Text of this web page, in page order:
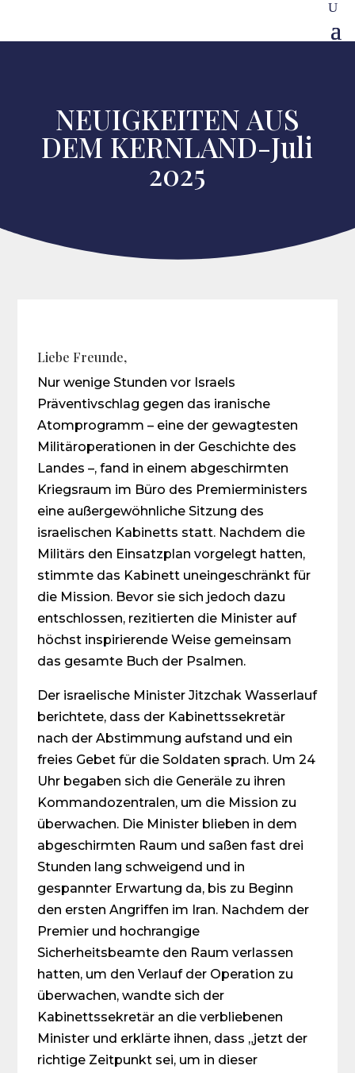
NEUIGKEITEN AUS
DEM KERNLAND-Juli
2025
Liebe Freunde,
Nur wenige Stunden vor Israels
Präventivschlag gegen das iranische
Atomprogramm – eine der gewagtesten
Militäroperationen in der Geschichte des
Landes –, fand in einem abgeschirmten
Kriegsraum im Büro des Premierministers
eine außergewöhnliche Sitzung des
israelischen Kabinetts statt. Nachdem die
Militärs den Einsatzplan vorgelegt hatten,
stimmte das Kabinett uneingeschränkt für
die Mission. Bevor sie sich jedoch dazu
entschlossen, rezitierten die Minister auf
höchst inspirierende Weise gemeinsam
das gesamte Buch der Psalmen.
Der israelische Minister Jitzchak Wasserlauf
berichtete, dass der Kabinettssekretär
nach der Abstimmung aufstand und ein
freies Gebet für die Soldaten sprach. Um 24
Uhr begaben sich die Generäle zu ihren
Kommandozentralen, um die Mission zu
überwachen. Die Minister blieben in dem
abgeschirmten Raum und saßen fast drei
Stunden lang schweigend und in
gespannter Erwartung da, bis zu Beginn
den ersten Angriffen im Iran. Nachdem der
Premier und hochrangige
Sicherheitsbeamte den Raum verlassen
hatten, um den Verlauf der Operation zu
überwachen, wandte sich der
Kabinettssekretär an die verbliebenen
Minister und erklärte ihnen, dass „jetzt der
richtige Zeitpunkt sei, um in dieser